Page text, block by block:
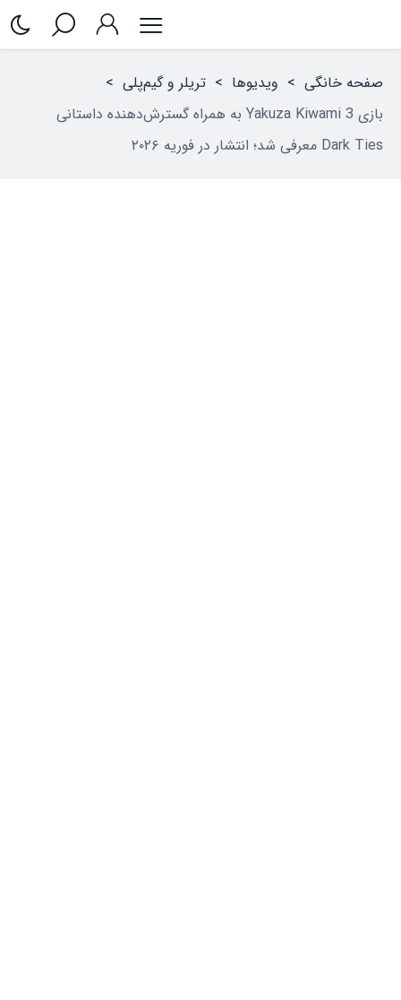
صفحه خانگی > ویدیوها > تریلر و گیم‌پلی >
بازی Yakuza Kiwami 3 به همراه گسترش‌دهنده داستانی
Dark Ties معرفی شد؛ انتشار در فوریه ۲۰۲۶